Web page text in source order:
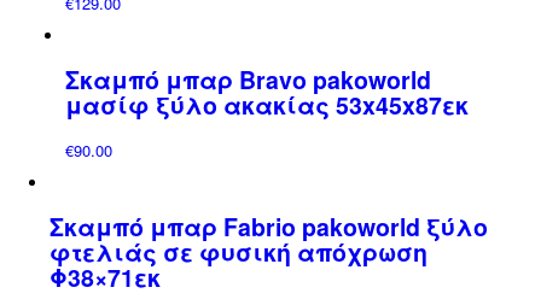
Σκαμπό μπαρ Bravo pakoworld
μασίφ ξύλο ακακίας 53x45x87εκ
€90.00
Σκαμπό μπαρ Fabrio pakoworld ξύλο
φτελιάς σε φυσική απόχρωση
Φ38×71εκ